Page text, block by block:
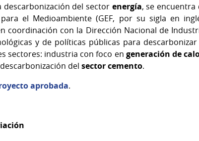
del sector energía, se
el Medioambiente (GEF, por su sigla en
coordinación con la Dirección Nacional de
y de políticas públicas para
sectores: industria con foco en generación de
descarbonización del sector cemento.
aprobada.